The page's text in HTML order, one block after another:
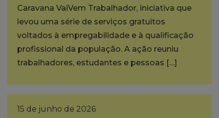
Caravana VaiVem Trabalhador, iniciativa que
levou uma série de serviços gratuitos
voltados à empregabilidade e à qualificação
profissional da população. A ação reuniu
trabalhadores, estudantes e pessoas […]
15 de junho de 2026